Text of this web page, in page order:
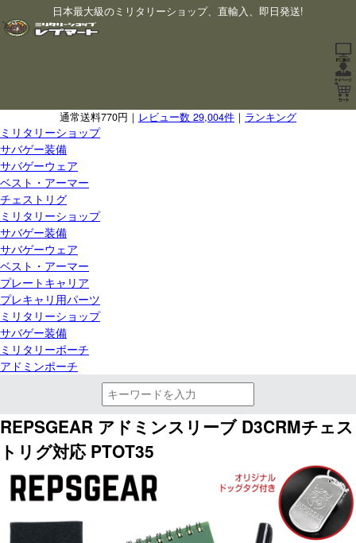
日本最大級のミリタリーショップ、直輸入、即日発送!
通常送料770円｜ レビュー数 29,004件 ｜ ランキング
ミリタリーショップ
サバゲー装備
サバゲーウェア
ベスト・アーマー
チェストリグ
ミリタリーショップ
サバゲー装備
サバゲーウェア
ベスト・アーマー
プレートキャリア
プレキャリ用パーツ
ミリタリーショップ
サバゲー装備
ミリタリーポーチ
アドミンポーチ
REPSGEAR アドミンスリーブ D3CRMチェス
トリグ対応 PTOT35